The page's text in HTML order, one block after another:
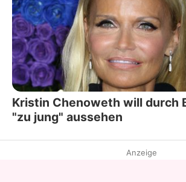
Kristin Chenoweth will durch
"zu jung" aussehen
Anzeige